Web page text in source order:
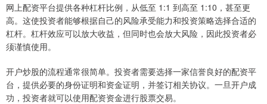
网上配资平台提供各种杠杆比例，从低至 1:1 到高至 1:10，甚至更
高。这使投资者能够根据自己的风险承受能力和投资策略选择合适的
杠杆。杠杆效应可以放大收益，但同时也会放大风险，因此投资者必
须谨慎使用。
开户炒股的流程通常很简单。投资者需要选择一家信誉良好的配资平
台，提供必要的身份证明和资金证明，并签订相关协议。一旦开户成
功，投资者就可以使用配资资金进行股票交易。